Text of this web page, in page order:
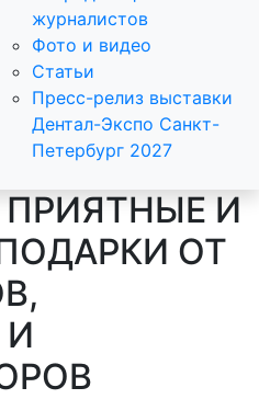
журналистов
Фото и видео
Статьи
Пресс-релиз выставки
Дентал-Экспо Санкт-
Петербург 2027
И
ОТ
И